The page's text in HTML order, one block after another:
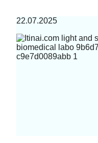
22.07.2025